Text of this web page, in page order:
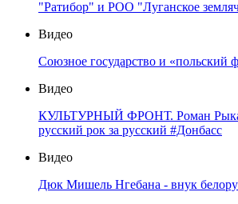
"Ратибор" и РОО "Луганское
Видео
Союзное государство и «польский
Видео
КУЛЬТУРНЫЙ ФРОНТ. Роман
русский рок за русский #Донбасс
Видео
Дюк Мишель Нгебана - внук